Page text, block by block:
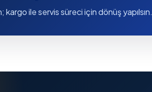
ile servis süreci için dönüş yapılsın.